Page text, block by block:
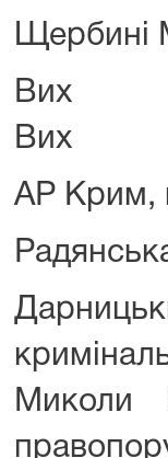
Щербині
АР Крим,
Миколи